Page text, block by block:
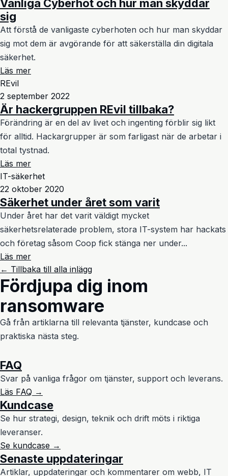
Vanliga Cyberhot och hur man skyddar
sig
Att förstå de vanligaste cyberhoten och hur man skyddar
sig mot dem är avgörande för att säkerställa din digitala
säkerhet.
Läs mer
REvil
2 september 2022
Är hackergruppen REvil tillbaka?
Förändring är en del av livet och ingenting förblir sig likt
för alltid. Hackargrupper är som farligast när de arbetar i
total tystnad.
Läs mer
IT-säkerhet
22 oktober 2020
Säkerhet under året som varit
Under året har det varit väldigt mycket
säkerhetsrelaterade problem, stora IT-system har hackats
och företag såsom Coop fick stänga ner under...
Läs mer
← Tillbaka till alla inlägg
Fördjupa dig inom
ransomware
Gå från artiklarna till relevanta tjänster, kundcase och
praktiska nästa steg.
FAQ
Svar på vanliga frågor om tjänster, support och leverans.
Läs FAQ →
Kundcase
Se hur strategi, design, teknik och drift möts i riktiga
leveranser.
Se kundcase →
Senaste uppdateringar
Artiklar, uppdateringar och kommentarer om webb, IT